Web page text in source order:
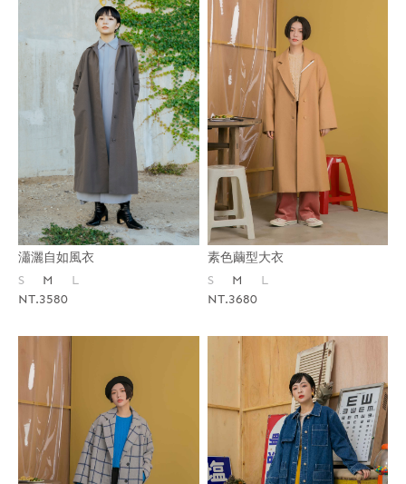
瀟灑自如風衣
S
M
L
NT.3580
素色繭型大衣
S
M
L
NT.3680